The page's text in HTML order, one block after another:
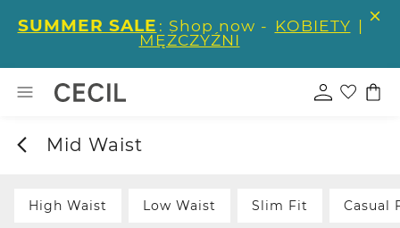
SUMMER SALE : Shop now - KOBIETY |
MĘŻCZYŹNI
Mid Waist
High Waist Low Waist Slim Fit Casual